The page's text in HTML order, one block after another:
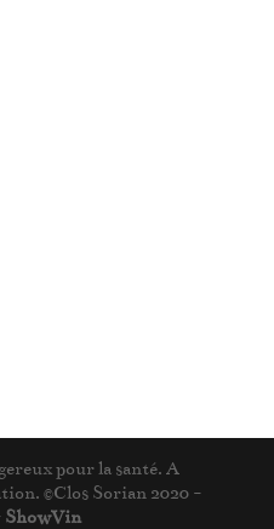
pour la santé. A
©Clos Sorian 2020 -
ShowVin